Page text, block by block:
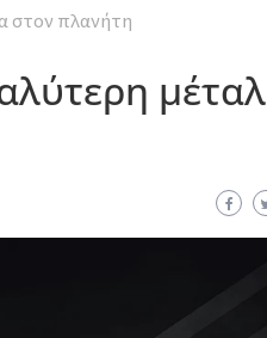
στον πλανήτη
μέταλ